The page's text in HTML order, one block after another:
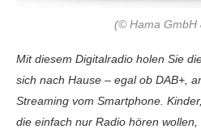
(© Hama GmbH
Mit diesem Digitalradio holen Sie
sich nach Hause – egal ob DAB+,
Streaming vom Smartphone.
die einfach nur Radio hören